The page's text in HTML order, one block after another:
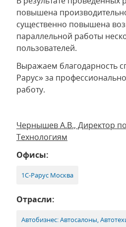
повышена
существенно повышена
параллельной работы
пользователей.
Выражаем благодарность
Рарус» за
работу.
Чернышев А.В., Директор
Технологиям
Офисы:
1С-Рарус Москва
Отрасли:
Автобизнес: Автосалоны,